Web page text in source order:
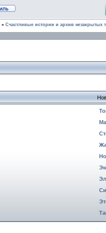
» Счастливые истории и архив незакрытых